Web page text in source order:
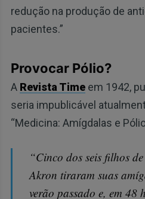
redução na produção de
pacientes.”
Provocar Pólio?
A Revista Timeem 1942,
seria impublicável
“Medicina: Amígdalas e
“Cinco dos seis filhos
Akron tiraram suas
verão passado e, em 48